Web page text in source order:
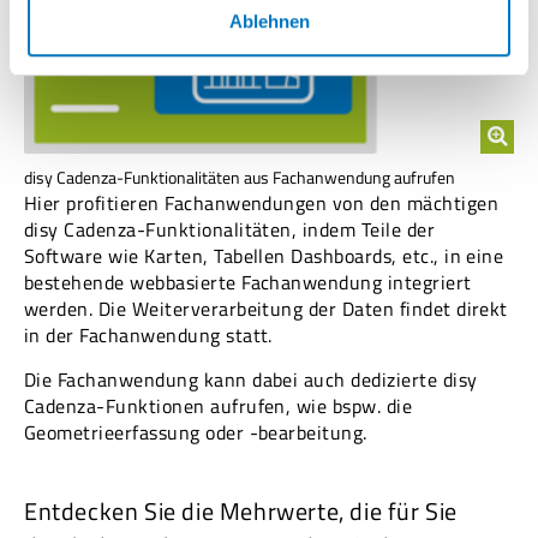
Ablehnen
disy Cadenza-Funktionalitäten aus Fachanwendung aufrufen
Hier profitieren Fachanwendungen von den mächtigen
disy Cadenza-Funktionalitäten, indem Teile der
Software wie Karten, Tabellen Dashboards, etc., in eine
bestehende webbasierte Fachanwendung integriert
werden. Die Weiterverarbeitung der Daten findet direkt
in der Fachanwendung statt.
Die Fachanwendung kann dabei auch dedizierte disy
Cadenza-Funktionen aufrufen, wie bspw. die
Geometrieerfassung oder -bearbeitung.
Entdecken Sie die Mehrwerte, die für Sie